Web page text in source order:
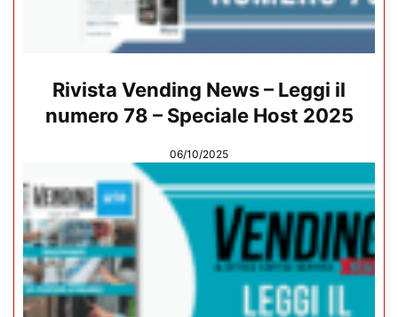
Rivista Vending News – Leggi il
numero 78 – Speciale Host 2025
06/10/2025